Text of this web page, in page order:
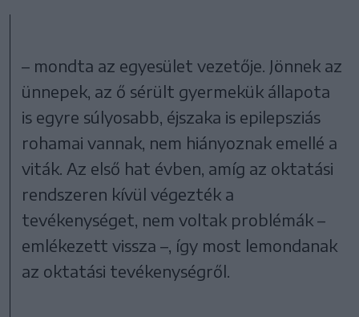
– mondta az egyesület vezetője. Jönnek az
ünnepek, az ő sérült gyermekük állapota
is egyre súlyosabb, éjszaka is epilepsziás
rohamai vannak, nem hiányoznak emellé a
viták. Az első hat évben, amíg az oktatási
rendszeren kívül végezték a
tevékenységet, nem voltak problémák –
emlékezett vissza –, így most lemondanak
az oktatási tevékenységről.